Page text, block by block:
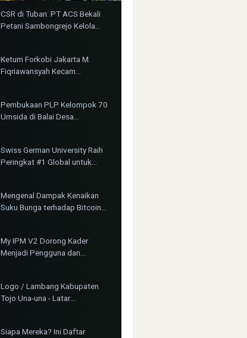
CSR di Tuban: PT ACS Bekali
Petani Sambongrejo Kelola
Ketum Forkobi Jakarta M.
Fiqriawansyah Kecam
Bima Jakarta
Pembukaan PLP Kelompok 70
Umsida di Balai Desa
Swiss German University Raih
Peringkat #1 Global untuk
Mengenal Dampak Kenaikan
Suku Bunga terhadap Bitcoin
My IPM V2 Dorong Kader
Menjadi Pengguna dan
Logo / Lambang Kabupaten
Tojo Una-una - Latar
Siapa Mereka? Ini Daftar